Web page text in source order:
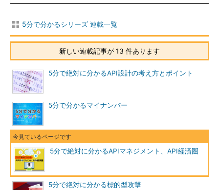
5分で分かるシリーズ 連載一覧
新しい連載記事が 13 件あります
5分で絶対に分かるAPI設計の考え方とポイント
5分で分かるマイナンバー
5分で絶対に分かるAPIマネジメント、API経済圏
5分で絶対に分かる標的型攻撃